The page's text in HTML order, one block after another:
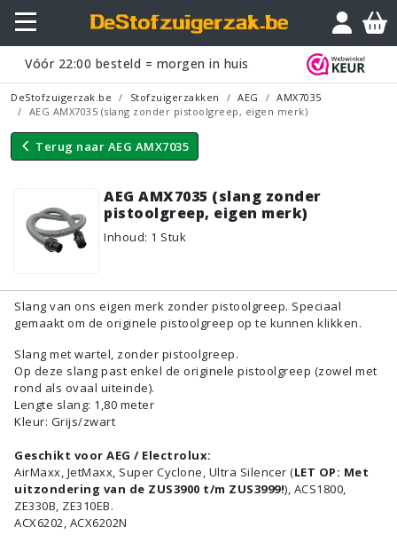
Vóór 22:00 besteld = morgen in huis
DeStofzuigerzak.be Stofzuigerzakken AEG
AMX7035
AEG AMX7035 (slang zonder pistoolgreep, eigen merk)
Terug naar AEG AMX7035
AEG AMX7035 (slang zonder
pistoolgreep, eigen merk)
Inhoud: 1 Stuk
Vraagje?
Slang van ons eigen merk zonder pistoolgreep. Speciaal
gemaakt om de originele pistoolgreep op te kunnen klikken.
Slang met wartel, zonder pistoolgreep.
Op deze slang past enkel de originele pistoolgreep (zowel met
rond als ovaal uiteinde).
Lengte slang: 1,80 meter
Kleur: Grijs/zwart
Geschikt voor AEG / Electrolux:
AirMaxx, JetMaxx, Super Cyclone, Ultra Silencer (LET OP: Met
uitzondering van de ZUS3900 t/m ZUS3999!), ACS1800,
ZE330B, ZE310EB.
ACX6202, ACX6202N